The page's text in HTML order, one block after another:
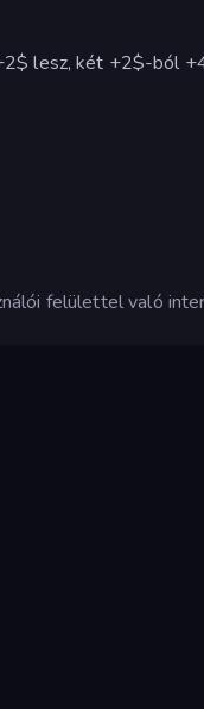
lesz, két +2$-ból
felülettel való